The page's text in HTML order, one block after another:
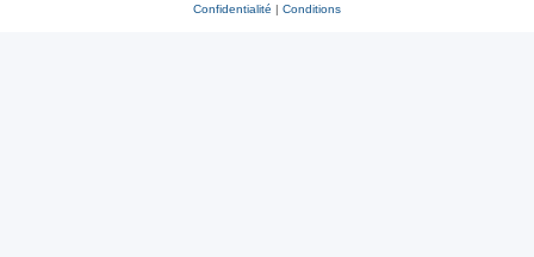
Confidentialité | Conditions